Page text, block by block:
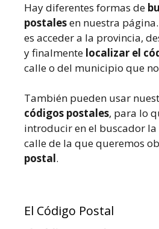
Hay diferentes formas de
postalesen nuestra
es acceder a la provincia,
y finalmente localizar el
calle o del municipio que
También pueden usar
códigos postales, para lo
introducir en el buscador
calle de la que queremos
postal.
El Código Postal